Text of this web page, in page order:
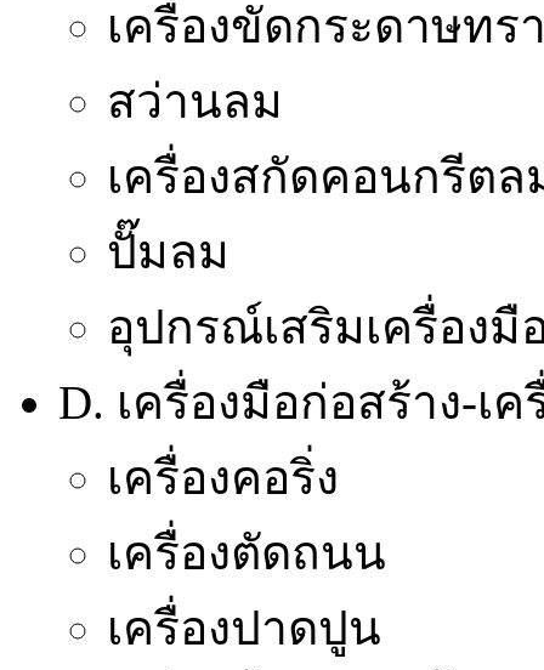
เครื่องขัดกระดาษท
สว่านลม
เครื่องสกัดคอนกรีตล
ปั๊มลม
อุปกรณ์เสริมเครื่องมื
D. เครื่องมือก่อสร้าง-เ
เครื่องคอริ่ง
เครื่องตัดถนน
เครื่องปาดปูน